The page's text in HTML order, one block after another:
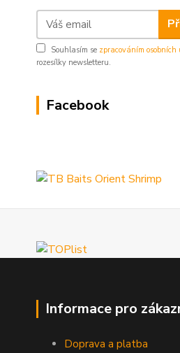
Souhlasím se zpracováním osobních
rozesílky newsletteru.
Facebook
Informace pro
Doprava a platba